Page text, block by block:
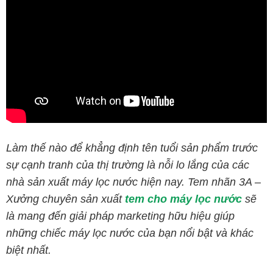
Làm thế nào để khẳng định tên tuổi sản phẩm trước
sự cạnh tranh của thị trường là nỗi lo lắng của các
nhà sản xuất máy lọc nước hiện nay. Tem nhãn 3A –
Xưởng chuyên sản xuất tem cho máy lọc nước sẽ
là mang đến giải pháp marketing hữu hiệu giúp
những chiếc máy lọc nước của bạn nổi bật và khác
biệt nhất.